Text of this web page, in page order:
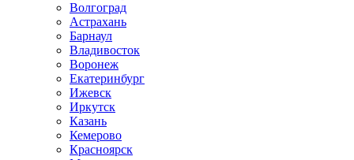
Волгоград
Астрахань
Барнаул
Владивосток
Воронеж
Екатеринбург
Ижевск
Иркутск
Казань
Кемерово
Красноярск